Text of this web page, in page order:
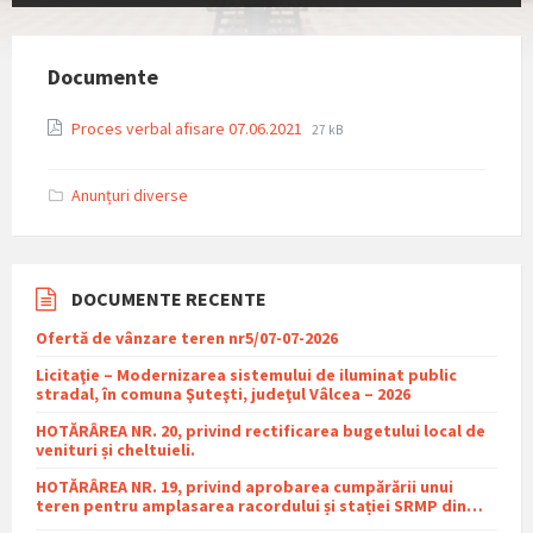
Documente
Proces verbal afisare 07.06.2021
File
File
27 kB
Anunțuri diverse
DOCUMENTE RECENTE
Ofertă de vânzare teren nr5/07-07-2026
Licitaţie – Modernizarea sistemului de iluminat public
stradal, în comuna Şuteşti, judeţul Vâlcea – 2026
HOTĂRÂREA NR. 20, privind rectificarea bugetului local de
venituri și cheltuieli.
HOTĂRÂREA NR. 19, privind aprobarea cumpărării unui
teren pentru amplasarea racordului și stației SRMP din